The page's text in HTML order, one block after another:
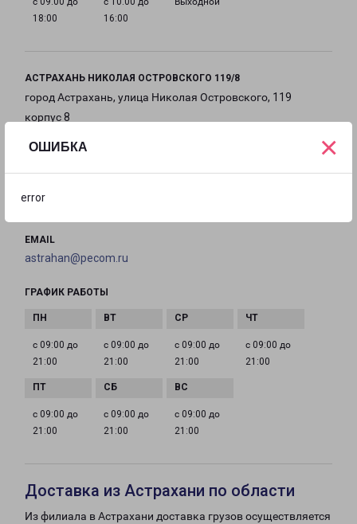
ОШИБКА
error
×
18:00
16:00
АСТРАХАНЬ НИКОЛАЯ ОСТРОВСКОГО 119/8
город Астрахань, улица Николая Островского, 119
корпус 8
на карте
+7(8512) 20-1191
EMAIL
astrahan@pecom.ru
ГРАФИК РАБОТЫ
с 09:00 до
21:00
с 09:00 до
21:00
с 09:00 до
21:00
с 09:00 до
21:00
с 09:00 до
21:00
с 09:00 до
21:00
с 09:00 до
21:00
Доставка из Астрахани по области
Из филиала в Астрахани доставка грузов осуществляется